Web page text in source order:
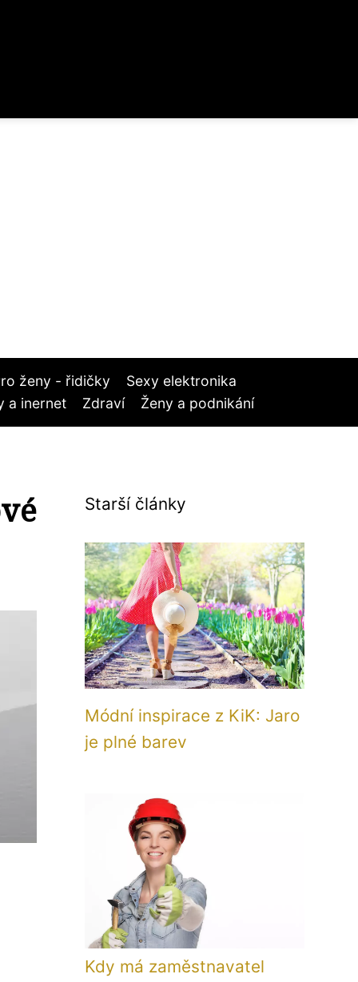
ženy - řidičky
Sexy elektronika
a inernet
Zdraví Ženy a podnikání
Starší články
Módní inspirace z KiK: Jaro
je plné barev
Kdy má zaměstnavatel